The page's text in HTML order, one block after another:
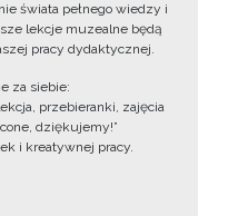
świata pełnego wiedzy i
lekcje muzealne będą
pracy dydaktycznej.
za siebie:
przebieranki, zajęcia
dziękujemy!”
i kreatywnej pracy.